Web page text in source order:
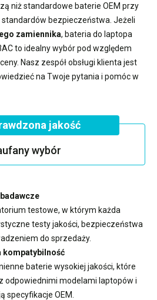
niż standardowe baterie OEM przy
bezpieczeństwa. Jeżeli
zamiennika, bateria do laptopa
to idealny wybór pod względem
Nasz zespół obsługi klienta jest
na Twoje pytania i pomóc w
jakość
wybór
testowe, w którym każda
testy jakości, bezpieczeństwa
do sprzedaży.
kompatybilność
baterie wysokiej jakości, które
odpowiednimi modelami laptopów i
specyfikacje OEM.